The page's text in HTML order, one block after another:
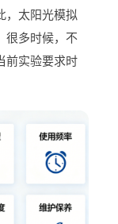
，太阳光模拟
很多时候，不
前实验要求时